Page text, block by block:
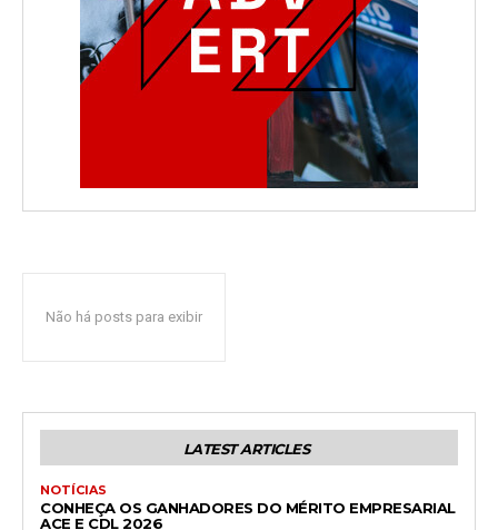
Não há posts para exibir
LATEST ARTICLES
NOTÍCIAS
CONHEÇA OS GANHADORES DO MÉRITO EMPRESARIAL
ACE E CDL 2026